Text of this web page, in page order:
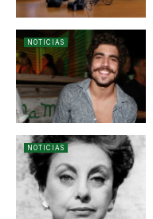
NOTICIAS
NOTICIAS